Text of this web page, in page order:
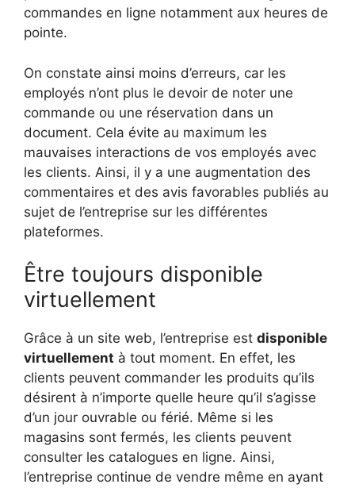
commandes en ligne notamment aux heures de
pointe.
On constate ainsi moins d’erreurs, car les
employés n’ont plus le devoir de noter une
commande ou une réservation dans un
document. Cela évite au maximum les
mauvaises interactions de vos employés avec
les clients. Ainsi, il y a une augmentation des
commentaires et des avis favorables publiés au
sujet de l’entreprise sur les différentes
plateformes.
Être toujours disponible
virtuellement
Grâce à un site web, l’entreprise est disponible
virtuellement à tout moment. En effet, les
clients peuvent commander les produits qu’ils
désirent à n’importe quelle heure qu’il s’agisse
d’un jour ouvrable ou férié. Même si les
magasins sont fermés, les clients peuvent
consulter les catalogues en ligne. Ainsi,
l’entreprise continue de vendre même en ayant